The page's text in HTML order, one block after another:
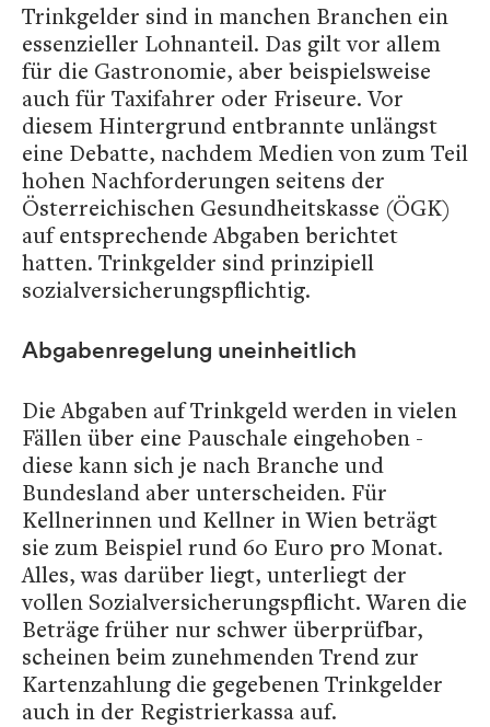
Trinkgelder sind in manchen Branchen ein
essenzieller Lohnanteil. Das gilt vor allem
für die Gastronomie, aber beispielsweise
auch für Taxifahrer oder Friseure. Vor
diesem Hintergrund entbrannte unlängst
eine Debatte, nachdem Medien von zum Teil
hohen Nachforderungen seitens der
Österreichischen Gesundheitskasse (ÖGK)
auf entsprechende Abgaben berichtet
hatten. Trinkgelder sind prinzipiell
sozialversicherungspflichtig.
Abgabenregelung uneinheitlich
Die Abgaben auf Trinkgeld werden in vielen
Fällen über eine Pauschale eingehoben -
diese kann sich je nach Branche und
Bundesland aber unterscheiden. Für
Kellnerinnen und Kellner in Wien beträgt
sie zum Beispiel rund 60 Euro pro Monat.
Alles, was darüber liegt, unterliegt der
vollen Sozialversicherungspflicht. Waren die
Beträge früher nur schwer überprüfbar,
scheinen beim zunehmenden Trend zur
Kartenzahlung die gegebenen Trinkgelder
auch in der Registrierkassa auf.